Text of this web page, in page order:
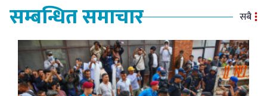
सम्बन्धित समाचार सबै